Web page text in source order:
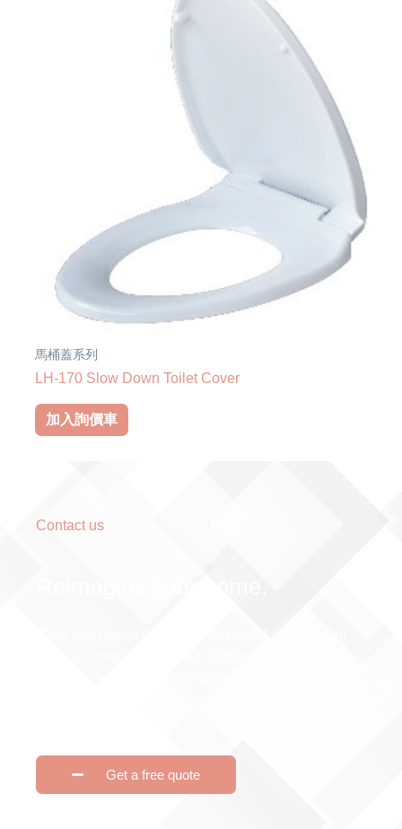
馬桶蓋系列
LH-170 Slow Down Toilet Cover
加入詢價車
Contact us
Get a free quote